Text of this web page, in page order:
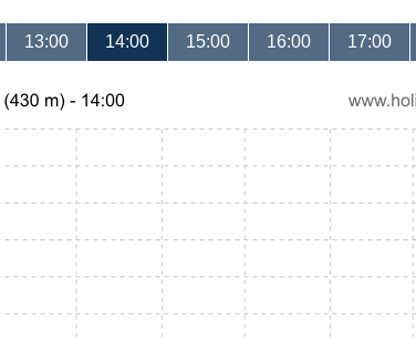
13:00 14:00 15:00 16:00 17:00